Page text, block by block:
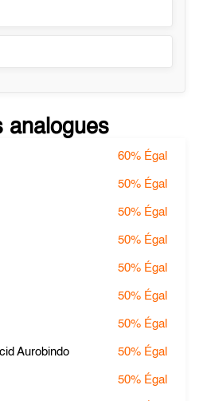
analogues
60% Égal
50% Égal
50% Égal
50% Égal
50% Égal
50% Égal
50% Égal
Aurobindo 50% Égal
50% Égal